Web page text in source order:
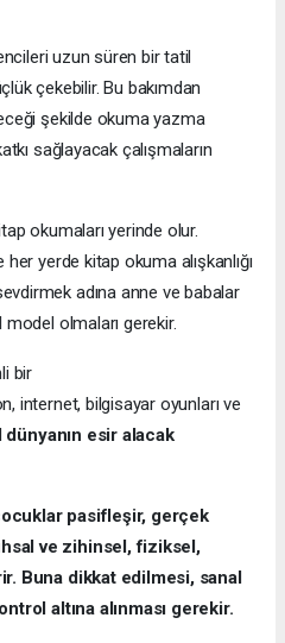
uzun süren bir tatil
çekebilir. Bu bakımdan
şekilde okuma yazma
sağlayacak çalışmaların
okumaları yerinde olur.
yerde kitap okuma alışkanlığı
adına anne ve babalar
olmaları gerekir.
bir
internet, bilgisayar oyunları ve
dünyanın esir alacak
pasifleşir, gerçek
ve zihinsel, fiziksel,
Buna dikkat edilmesi, sanal
altına alınması gerekir.